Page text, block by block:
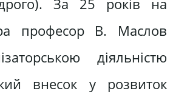
За 25 років на
професор В. Маслов
діяльністю
внесок у розвиток